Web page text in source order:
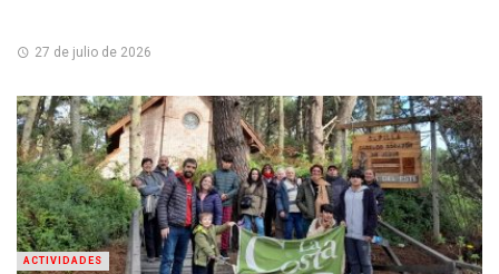
27 de julio de 2026
ACTIVIDADES